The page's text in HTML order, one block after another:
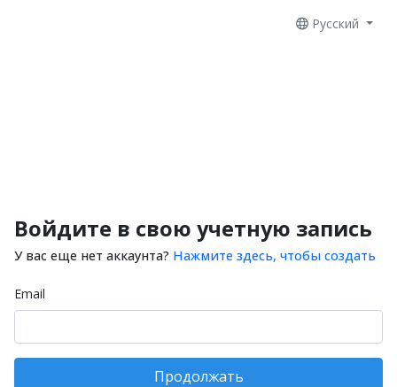
Русский
Войдите в свою учетную запись
У вас еще нет аккаунта? Нажмите здесь, чтобы создать
Email
Продолжать